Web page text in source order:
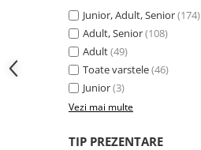
Junior, Adult, Senior(174)
Adult, Senior(108)
Adult(49)
Toate varstele(46)
Junior(3)
Vezi mai multe
TIP PREZENTARE